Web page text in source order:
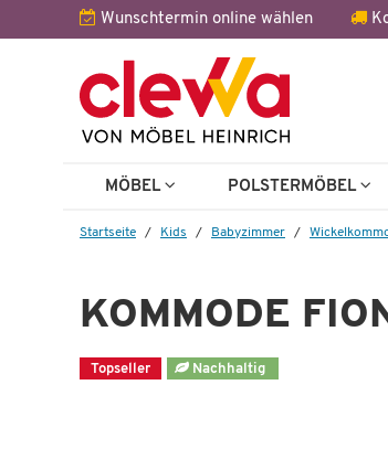
Wunschtermin online wählen
MÖBEL POLSTERMÖBEL
Startseite Kids Babyzimmer
KOMMODE
Topseller Nachhaltig